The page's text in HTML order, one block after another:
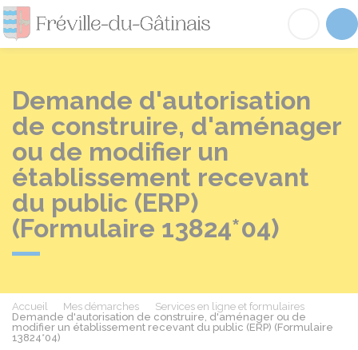
Fréville-du-
Demande d'autorisation
de construire, d'aménager
ou de modifier un
établissement recevant
du public (ERP)
(Formulaire 13824*04)
Accueil Mes démarches
Services en ligne et formulaires
Demande d'autorisation de construire, d'aménager ou de
modifier un établissement recevant du public (ERP) (Formulaire
13824*04)